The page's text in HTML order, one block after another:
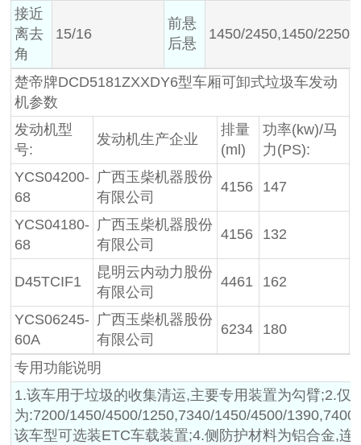
接近
离去
角
15/16
前悬
后悬
1450/2450,1450/
楚帝牌DCD5181ZXXDY6型车厢可卸式垃圾车发动
机参数
发动机型
号:
发动机生产企业
排量
(ml)
功率(kw)/马
力(PS):
YCS04200-
68
广西玉柴机器股份
有限公司
4156 147
YCS04180-
68
广西玉柴机器股份
有限公司
4156 132
D45TCIF1
昆明云内动力股份
有限公司
4461 162
YCS06245-
60A
广西玉柴机器股份
有限公司
6234 180
专用功能说明
1.该车用于垃圾的收集清运,主要专用装置为勾臂;2.
为:7200/1450/4500/1250,7340/1450/4500/
该车型可选装ETC车载装置;4.侧防护材料为铝合金,